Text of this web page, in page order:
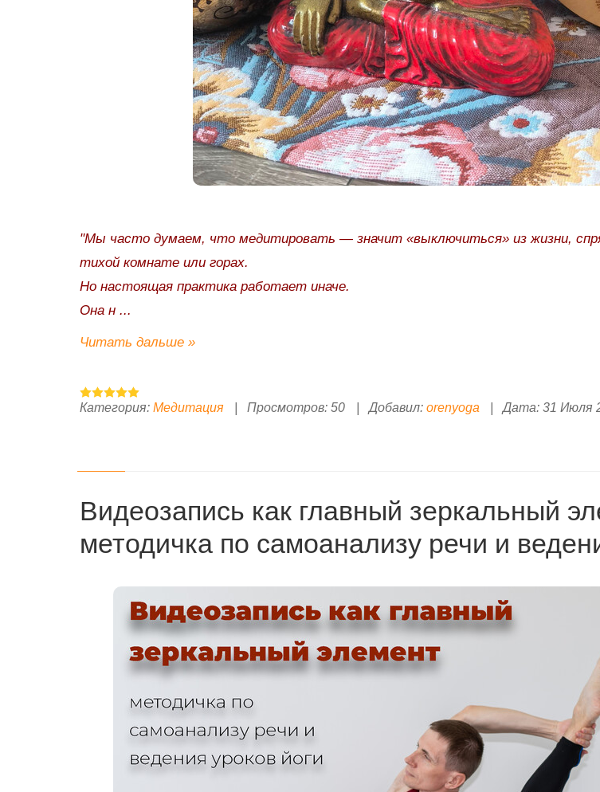
"Мы часто думаем, что медитировать — значит «выключиться» из жизни,
тихой комнате или горах.
Но настоящая практика работает иначе.
Она н ...
Читать дальше »
Категория: Медитация Просмотров: 50 Добавил: orenyoga Дата: 31 Июля
Видеозапись как главный зеркальный
методичка по самоанализу речи и